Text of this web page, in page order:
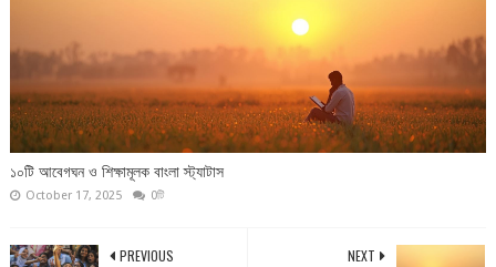
১০টি আবেগঘন ও শিক্ষামূলক বাংলা স্ট্যাটাস
October 17, 2025 0টি
NEXT
PREVIOUS